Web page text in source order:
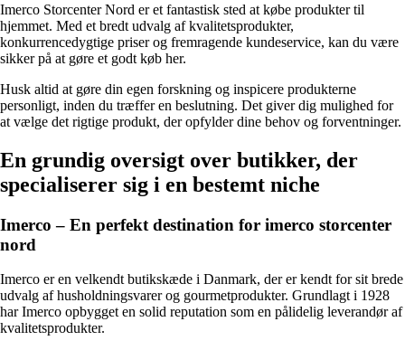
Imerco Storcenter Nord er et fantastisk sted at købe produkter til
hjemmet. Med et bredt udvalg af kvalitetsprodukter,
konkurrencedygtige priser og fremragende kundeservice, kan du være
sikker på at gøre et godt køb her.
Husk altid at gøre din egen forskning og inspicere produkterne
personligt, inden du træffer en beslutning. Det giver dig mulighed for
at vælge det rigtige produkt, der opfylder dine behov og forventninger.
En grundig oversigt over butikker, der
specialiserer sig i en bestemt niche
Imerco – En perfekt destination for imerco storcenter
nord
Imerco er en velkendt butikskæde i Danmark, der er kendt for sit brede
udvalg af husholdningsvarer og gourmetprodukter. Grundlagt i 1928
har Imerco opbygget en solid reputation som en pålidelig leverandør af
kvalitetsprodukter.